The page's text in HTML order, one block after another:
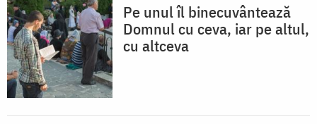
Pe unul îl binecuvântează
Domnul cu ceva, iar pe altul,
cu altceva